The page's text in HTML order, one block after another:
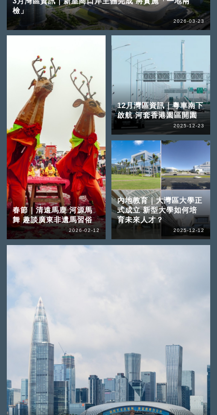
檢」
2026-03-23
春節｜清遠馬鹿 河源馬
舞 趣談廣東非遺馬習俗
2026-02-12
12月灣區資訊｜粵車南下
啟航 河套香港園區開園
2025-12-23
內地教育｜大灣區大學正
式成立 新型大學如何培
育未來人才？
2025-12-12